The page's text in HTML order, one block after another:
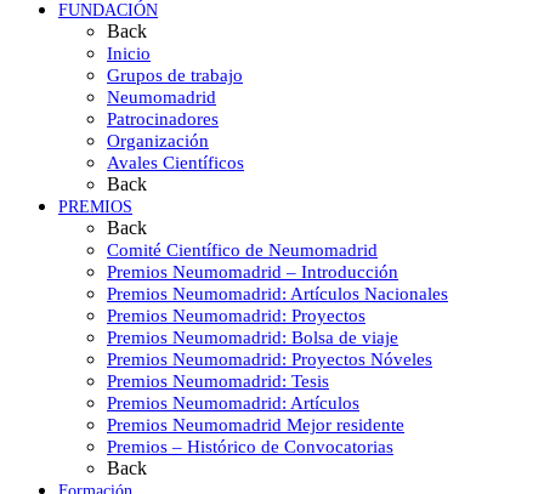
FUNDACIÓN
Back
Inicio
Grupos de trabajo
Neumomadrid
Patrocinadores
Organización
Avales Científicos
Back
PREMIOS
Back
Comité Científico de Neumomadrid
Premios Neumomadrid – Introducción
Premios Neumomadrid: Artículos Nacionales
Premios Neumomadrid: Proyectos
Premios Neumomadrid: Bolsa de viaje
Premios Neumomadrid: Proyectos Nóveles
Premios Neumomadrid: Tesis
Premios Neumomadrid: Artículos
Premios Neumomadrid Mejor residente
Premios – Histórico de Convocatorias
Back